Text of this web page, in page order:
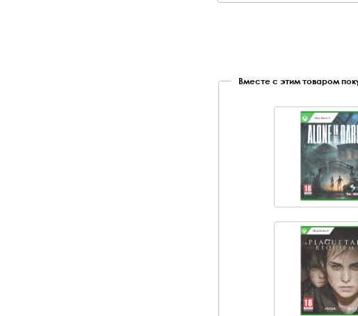
Вместе с этим товаром